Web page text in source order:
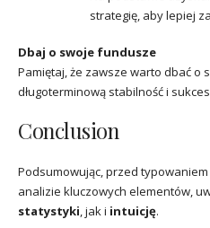
strategię, aby lepiej
Dbaj o swoje fundusze
Pamiętaj, że zawsze warto dbać o
długoterminową stabilność i
Conclusion
Podsumowując, przed
analizie kluczowych elementów,
statystyki, jak i intuicję.